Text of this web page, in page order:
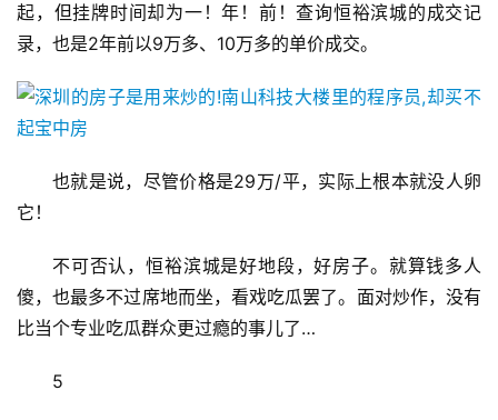
房
家
具
婴
女
起，但挂牌时间却为一！年！前！查询恒裕滨城的成交记
录，也是2年前以9万多、10万多的单价成交。
也就是说，尽管价格是29万/平，实际上根本就没人卵
它！
不可否认，恒裕滨城是好地段，好房子。就算钱多人
傻，也最多不过席地而坐，看戏吃瓜罢了。面对炒作，没有
比当个专业吃瓜群众更过瘾的事儿了…
5